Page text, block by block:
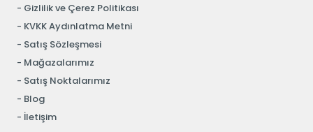
Gizlilik ve Çerez Politikası
KVKK Aydınlatma Metni
Satış Sözleşmesi
Mağazalarımız
Satış Noktalarımız
Blog
İletişim